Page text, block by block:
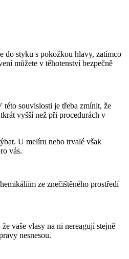
do styku s pokožkou hlavy, zatímco
můžete v těhotenství bezpečně
souvislosti je třeba zmínit, že
vyšší než při procedurách v
U melíru nebo trvalé však
vás.
ze znečištěného prostředí
vaše vlasy na ni nereagují stejně
nesnesou.